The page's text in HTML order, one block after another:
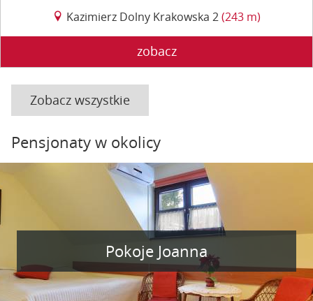
Kazimierz Dolny Krakowska 2(243 m)
zobacz
Zobacz wszystkie
Pensjonaty w okolicy
Pokoje Joanna